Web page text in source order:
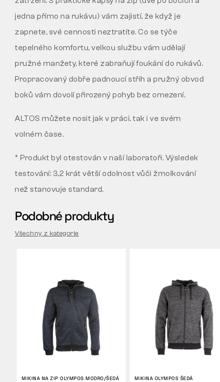
jedna přímo na rukávu) vám zajistí, že když je
zapnete, své cennosti neztratíte. Co se týče
tepelného komfortu, velkou službu vám udělají
pružné manžety, které zabraňují foukání do rukávů.
Propracovaný dobře padnoucí střih a pružný obvod
boků vám dovolí přirozený pohyb bez omezení.
ALTOS můžete nosit jak v práci, tak i ve svém
volném čase.
* Produkt byl otestován v naší laboratoři. Výsledek
testování: 3,2 krát větší odolnost vůči žmolkování
než stanovuje standard.
Podobné produkty
Všechny z kategorie
MIKINA NA ZIP OLYMPOS MODRO/ŠEDÁ MIKINA OLYMPOS ŠEDÁ